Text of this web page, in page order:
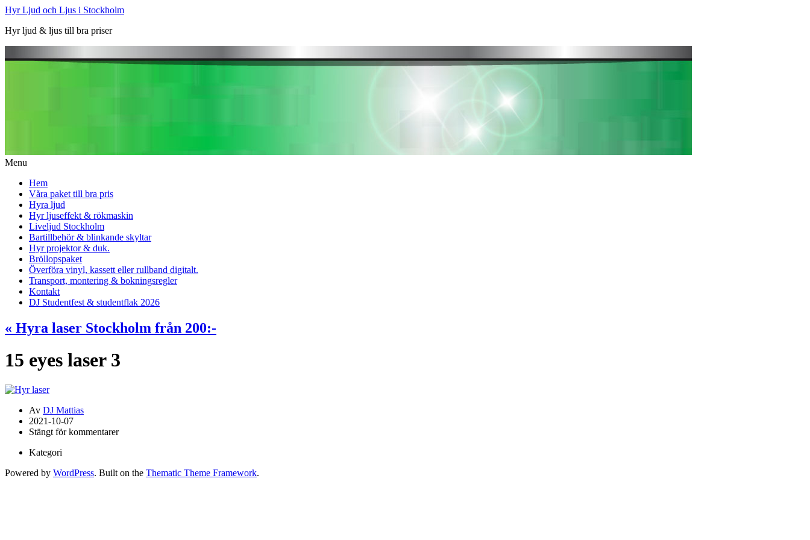
Hyr Ljud och Ljus i Stockholm
Hyr ljud & ljus till bra priser
Menu
Hem
Våra paket till bra pris
Hyra ljud
Hyr ljuseffekt & rökmaskin
Liveljud Stockholm
Bartillbehör & blinkande skyltar
Hyr projektor & duk.
Bröllopspaket
Överföra vinyl, kassett eller rullband digitalt.
Transport, montering & bokningsregler
Kontakt
DJ Studentfest & studentflak 2026
« Hyra laser Stockholm från 200:-
15 eyes laser 3
Av DJ Mattias
2021-10-07
Stängt för kommentarer
Kategori
Powered by WordPress. Built on the Thematic Theme Framework.